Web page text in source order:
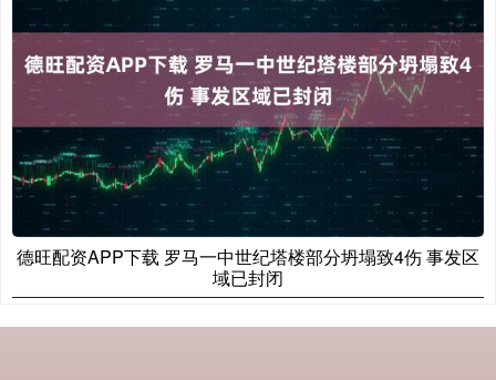
德旺配资APP下载 罗马一中世纪塔楼部分坍塌致4伤 事发区
域已封闭